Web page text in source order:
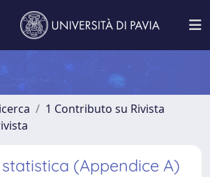
1 Contributo su Rivista
(Appendice A)